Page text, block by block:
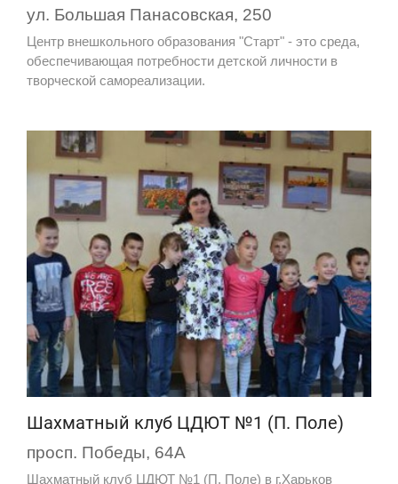
ул. Большая Панасовская, 250
Центр внешкольного образования "Старт" - это среда,
обеспечивающая потребности детской личности в
творческой самореализации.
Шахматный клуб ЦДЮТ №1 (П. Поле)
просп. Победы, 64А
Шахматный клуб ЦДЮТ №1 (П. Поле) в г.Харьков